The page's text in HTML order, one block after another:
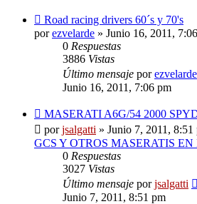
Nuevo
mensaje
Road racing drivers 60´s y 70's
porezvelarde » Junio 16, 2011,
0 Respuestas
3886 Vistas
Último mensaje porezvelarde
Junio 16, 2011, 7:06 pm
Nuevo
mensaje
MASERATI A6G/54 2000
porjsalgatti » Junio 7, 2011, 8:51
GCS Y OTROS MASERATIS EN
0 Respuestas
3027 Vistas
Último mensaje porjsalgatti
Junio 7, 2011, 8:51 pm